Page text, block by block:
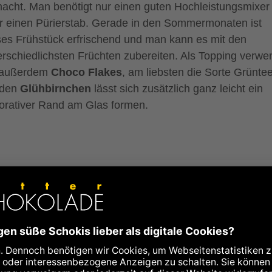
Man benötigt nur einen guten Hochleistungsmixer
einen Pürierstab. Gerade in den Sommermonaten ist
Frühstück erfrischend und man kann es mit den
Früchten zubereiten. Als Topping
Choco Flakes, am liebsten die Sorte
Glühbirnchen lässt sich zusätzlich ganz leicht ein
Rand am Glas formen.
mit Choco